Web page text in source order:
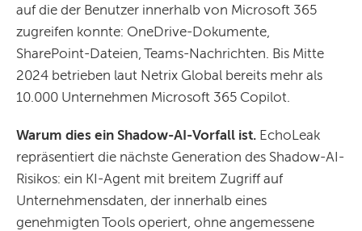
auf die der Benutzer innerhalb von Microsoft 365
zugreifen konnte: OneDrive-Dokumente,
SharePoint-Dateien, Teams-Nachrichten. Bis Mitte
2024 betrieben laut Netrix Global bereits mehr als
10.000 Unternehmen Microsoft 365 Copilot.
Warum dies ein Shadow-AI-Vorfall ist. EchoLeak
repräsentiert die nächste Generation des Shadow-AI-
Risikos: ein KI-Agent mit breitem Zugriff auf
Unternehmensdaten, der innerhalb eines
genehmigten Tools operiert, ohne angemessene